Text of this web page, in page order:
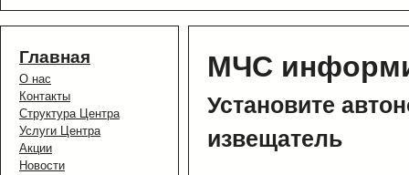
Главная
О нас
Контакты
Структура Центра
Услуги Центра
Акции
Новости
МЧС
Установите
извещатель